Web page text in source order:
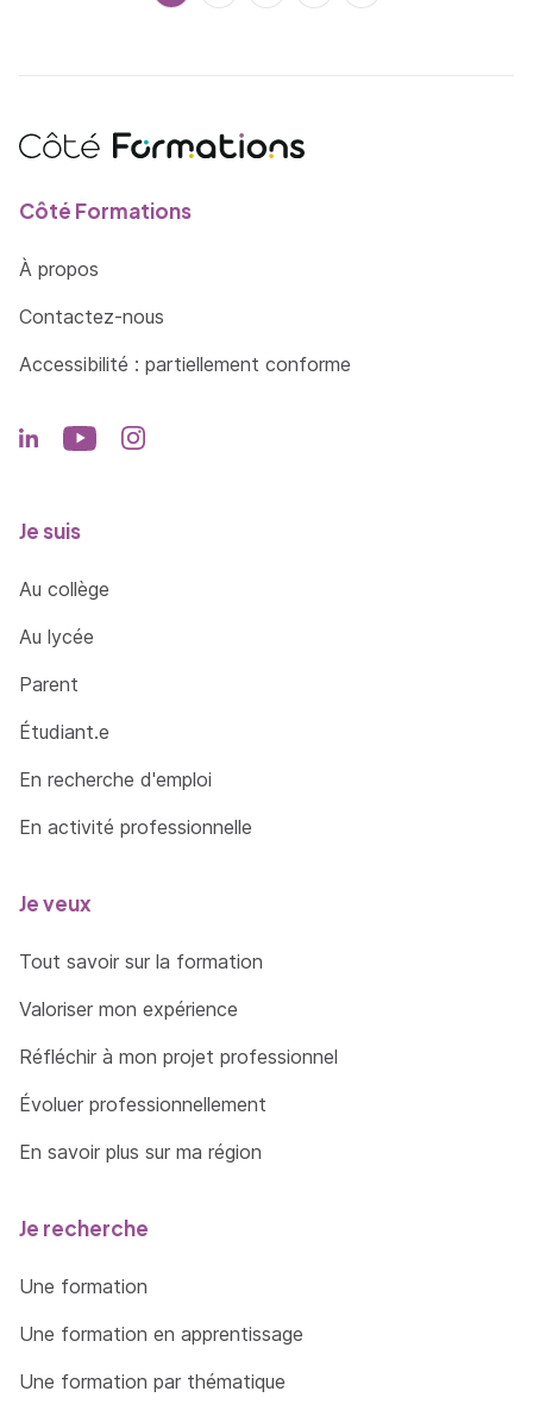
Côté Formations
À propos
Contactez-nous
Accessibilité : partiellement conforme
Je suis
Au collège
Au lycée
Parent
Étudiant.e
En recherche d'emploi
En activité professionnelle
Je veux
Tout savoir sur la formation
Valoriser mon expérience
Réfléchir à mon projet professionnel
Évoluer professionnellement
En savoir plus sur ma région
Je recherche
Une formation
Une formation en apprentissage
Une formation par thématique